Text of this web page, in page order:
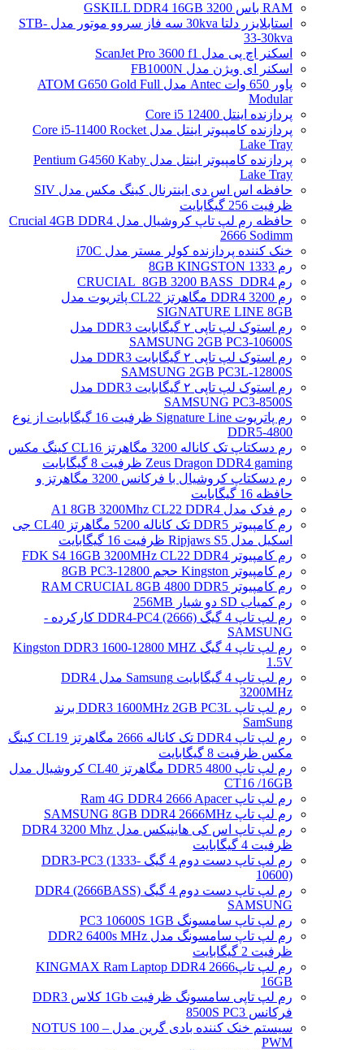
RAM باس 3200 GSKILL DDR4 16GB
استابلایزر دلتا 30kva سه فاز سروو موتور مدل STB-
33-30kva
اسکنر اچ پی مدل ScanJet Pro 3600 f1
اسکنر ای ویژن مدل FB1000N
پاور 650 وات Antec مدل ATOM G650 Gold Full
Modular
پردازنده اینتل Core i5 12400
پردازنده کامپیوتر اینتل مدل Core i5-11400 Rocket
Lake Tray
پردازنده کامپیوتر اینتل مدل Pentium G4560 Kaby
Lake Tray
حافظه اس اس دی اینترنال کینگ مکس مدل SIV
ظرفیت 256 گیگابایت
حافظه رم لپ تاپ کروشیال مدل Crucial 4GB DDR4
2666 Sodimm
خنک کننده پردازنده کولر مستر مدل i70C
رم 1333 8GB KINGSTON
رم CRUCIAL_8GB 3200 BASS_DDR4
رم DDR4 3200 مگاهرتز CL22 پاتریوت مدل
SIGNATURE LINE 8GB
رم استوک لپ تاپی ۲ گیگابایت DDR3 مدل
SAMSUNG 2GB PC3-10600S
رم استوک لپ تاپی ۲ گیگابایت DDR3 مدل
SAMSUNG 2GB PC3L-12800S
رم استوک لپ تاپی ۲ گیگابایت DDR3 مدل
SAMSUNG PC3-8500S
رم پاتریوت Signature Line ظرفیت 16 گیگابایت از نوع
DDR5-4800
رم دسکتاپ تک کاناله 3200 مگاهرتز CL16 کینگ مکس
Zeus Dragon DDR4 gaming ظرفیت 8 گیگابایت
رم دسکتاپ کروشیال با فرکانس 3200 مگاهرتز و
حافظه 16 گیگابایت
رم فدک مدل A1 8GB 3200Mhz CL22 DDR4
رم کامپیوتر DDR5 تک کاناله 5200 مگاهرتز CL40 جی
اسکیل مدل Ripjaws S5 ظرفیت 16 گیگابایت
رم کامپیوتر FDK S4 16GB 3200MHz CL22 DDR4
رم کامپیوتر Kingston حجم 8GB PC3-12800
رم کامپیوتر RAM CRUCIAL 8GB 4800 DDR5
رم کمیاب SD دو شیار 256MB
رم لپ تاپ 4 گیگ DDR4-PC4 (2666) کارکرده -
SAMSUNG
رم لپ تاپ 4 گیگ Kingston DDR3 1600-12800 MHZ
1.5V
رم لپ تاپ 4 گیگابایت Samsung مدل DDR4
3200MHz
رم لپ تاپ DDR3 1600MHz 2GB PC3L برند
SamSung
رم لپ تاپ DDR4 تک کاناله 2666 مگاهرتز CL19 کینگ
مکس ظرفیت 8 گیگابایت
رم لپ تاپ DDR5 4800 مگاهرتز CL40 کروشیال مدل
CT16 /16GB
رم لپ تاپ Ram 4G DDR4 2666 Apacer
رم لپ تاپ SAMSUNG 8GB DDR4 2666MHz
رم لپ تاپ اس کی هاینیکس مدل DDR4 3200 Mhz
ظرفیت 4 گیگابایت
رم لپ تاپ دست دوم 4 گیگ DDR3-PC3 (1333-
10600)
رم لپ تاپ دست دوم 4 گیگ DDR4 (2666BASS)
SAMSUNG
رم لپ تاپ سامسونگ PC3 10600S 1GB
رم لپ تاپ سامسونگ مدل DDR2 6400s MHz
ظرفیت 2 گیگابایت
رم لپ تاپ2666 KINGMAX Ram Laptop DDR4
16GB
رم لپ تاپی سامسونگ ظرفیت 1Gb کلاس DDR3
فرکانس 8500S PC3
سیستم خنک کننده بادی گرین مدل NOTUS 100 –
PWM